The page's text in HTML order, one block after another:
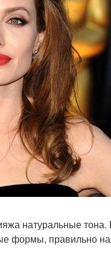
натуральные
формы, правильно